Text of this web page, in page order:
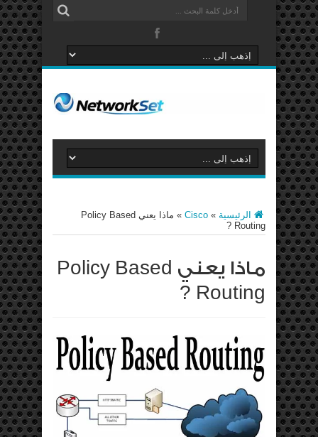
الرئيسية »
Cisco
»
ماذا يعني Policy Based
Routing ?
ماذا يعني Policy Based
Routing ?